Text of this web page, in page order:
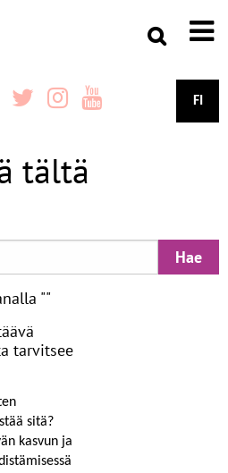
FI
tältä
""
tarvitsee
sitä?
kasvun ja